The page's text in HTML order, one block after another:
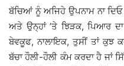
ਬੱਚਿਆਂ ਨੂੰ ਅਜਿਹੇ ਉਪਨਾਮ ਨਾ ਦਿਓ
ਅਤੇ ਉਨ੍ਹਾਂ ’ਤੇ ਝਿੜਕ, ਪਿਆਰ
ਬੇਵਕੂਫ, ਨਾਲਾਇਕ, ਤੁਸੀਂ ਤਾਂ ਕੁਝ
ਬੱਚਾ ਹੌਲੀ-ਹੌਲੀ ਕੰਮ ਕਰਦਾ ਹੈ ਜਾਂ